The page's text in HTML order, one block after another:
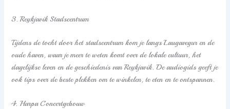
3. Reykjavik Stadscentrum
Tijdens de tocht door het stadscentrum kom je langs Laugavegur en de
oude haven, waar je meer te weten komt over de lokale cultuur, het
dagelijkse leven en de geschiedenis van Reykjavik. De audiogids geeft je
ook tips over de beste plekken om te winkelen, te eten en te ontspannen.
4. Harpa Concertgebouw